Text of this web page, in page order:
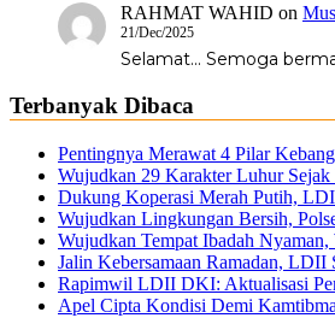
RAHMAT WAHID on
21/Dec/2025
Selamat... Semoga
Terbanyak Dibaca
Pentingnya Merawat 4 Pilar
Wujudkan 29 Karakter Luhur
Dukung Koperasi Merah Putih,
Wujudkan Lingkungan Bersih,
Wujudkan Tempat Ibadah
Jalin Kebersamaan Ramadan, LDII
Rapimwil LDII DKI: Aktualisasi
Apel Cipta Kondisi Demi